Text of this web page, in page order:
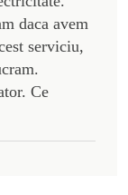
daca avem
serviciu,
Ce